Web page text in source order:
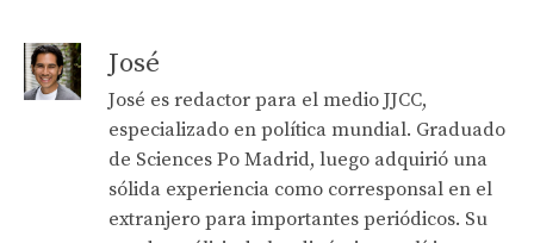
José
José es redactor para el medio JJCC,
especializado en política mundial. Graduado
de Sciences Po Madrid, luego adquirió una
sólida experiencia como corresponsal en el
extranjero para importantes periódicos. Su